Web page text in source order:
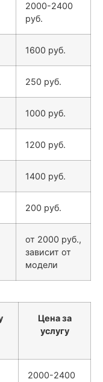
2000-2400
руб.
1600 руб.
250 руб.
1000 руб.
1200 руб.
1400 руб.
200 руб.
от 2000 руб.,
зависит от
модели
Цена за
услугу
2000-2400